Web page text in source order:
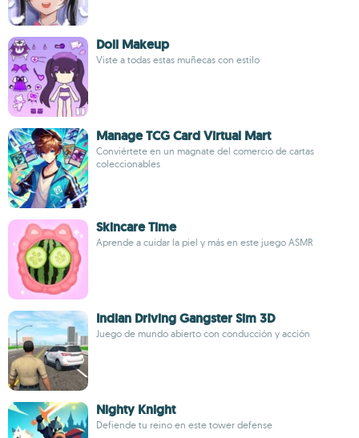
Doll Makeup
Viste a todas estas muñecas con estilo
Manage TCG Card Virtual Mart
Conviértete en un magnate del comercio de cartas
coleccionables
Skincare Time
Aprende a cuidar la piel y más en este juego ASMR
Indian Driving Gangster Sim 3D
Juego de mundo abierto con conducción y acción
Nighty Knight
Defiende tu reino en este tower defense